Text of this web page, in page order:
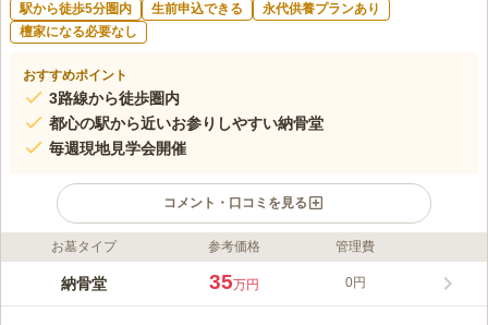
駅から徒歩5分圏内 生前申込できる
永代供養プランあり
檀家になる必要なし
おすすめポイント
3路線から徒歩圏内
都心の駅から近いお参りしやすい納骨堂
毎週現地見学会開催
コメント・口コミを見る
ライフドット編集部のコメント
都営大江戸線、都営浅草線「大門駅」から徒歩約2分、JR「浜松
お墓タイプ 参考価格 管理費
納骨堂 35万円 0円